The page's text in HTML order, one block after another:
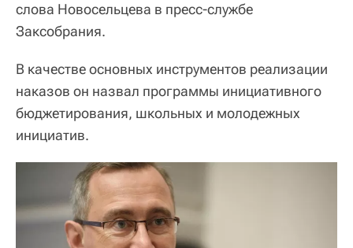
слова Новосельцева в пресс-службе
Заксобрания.
В качестве основных инструментов реализации
наказов он назвал программы инициативного
бюджетирования, школьных и молодежных
инициатив.